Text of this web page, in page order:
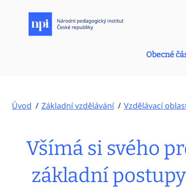
Obecné
Úvod Základní vzdělávání Vzdělávací
Všímá si svého
základní